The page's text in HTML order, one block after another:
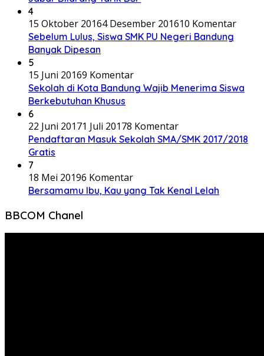
4
15 Oktober 20164 Desember 201610 Komentar
Sebelum Lulus, Siswa SMK PU Negeri Bandung
Banyak Dipesan
5
15 Juni 20169 Komentar
Sekolah di Kota Bandung Wajib Menerima Siswa
Berkebutuhan Khusus
6
22 Juni 20171 Juli 20178 Komentar
Pendaftaran Masuk Sekolah SMA/SMK 2017/2018
Gratis
7
18 Mei 20196 Komentar
Bersamamu Ibu, Kau yang Tak Kenal Lelah
BBCOM Chanel